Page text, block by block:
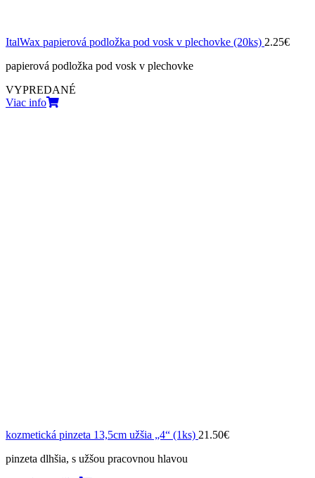
ItalWax papierová podložka pod vosk v plechovke (20ks) 2.25€
papierová podložka pod vosk v plechovke
VYPREDANÉ
Viac info
kozmetická pinzeta 13,5cm užšia „4“ (1ks) 21.50€
pinzeta dlhšia, s užšou pracovnou hlavou